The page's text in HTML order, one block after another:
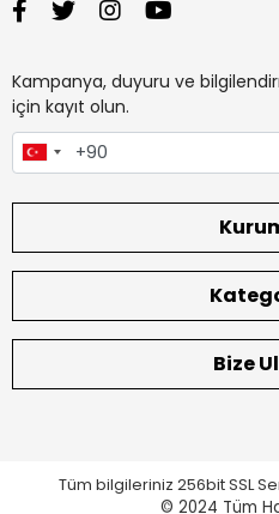
Kampanya, duyuru ve
için kayıt olun.
Bize
Tüm bilgileriniz 256bit SSL
© 2024 Tüm